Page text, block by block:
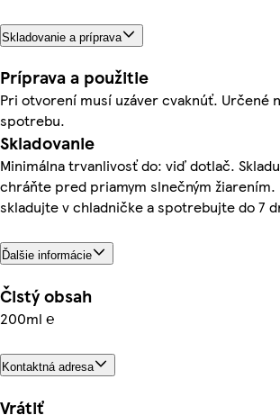
Skladovanie a príprava
Príprava a použitie
Pri otvorení musí uzáver cvaknúť. Určené
spotrebu.
Skladovanie
Minimálna trvanlivosť do: viď dotlač.
chráňte pred priamym slnečným
skladujte v chladničke a spotrebujte do 7
Ďalšie informácie
Čistý obsah
200ml ℮
Kontaktná adresa
Vrátiť